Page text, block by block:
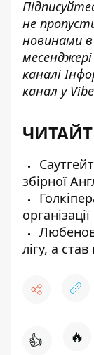
не
новинами
каналі
канал у
збірної
лігу, а
👍 🔥